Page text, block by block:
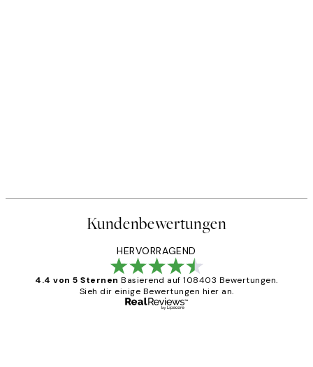
Kundenbewertungen
HERVORRAGEND
4.4 von 5 Sternen Basierend auf 108403 Bewertungen.
Sieh dir einige Bewertungen hier an.